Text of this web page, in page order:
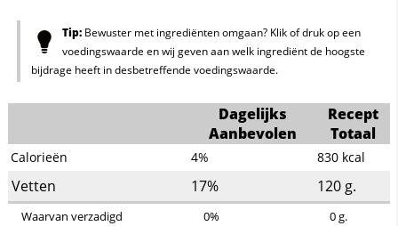
Tip:Bewuster met ingrediënten omgaan? Klik of druk op een
voedingswaarde en wij geven aan welk ingrediënt de hoogste
bijdrage heeft in desbetreffende voedingswaarde.
Dagelijks
Aanbevolen
Recept
Totaal
Calorieën 4% 830 kcal
Vetten 17% 120 g.
Waarvan verzadigd 0% 0g.